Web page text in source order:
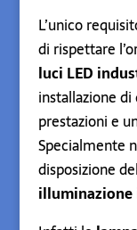
L’unico
di rispettare
luci LED
installazione
prestazioni e
Specialmente
disposizione